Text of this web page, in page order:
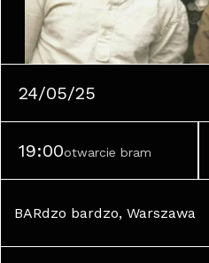
24/05/25
19:00otwarcie bram
BARdzo bardzo, Warszawa